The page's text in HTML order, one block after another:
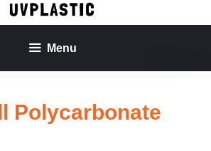
Menu
Polycarbonate